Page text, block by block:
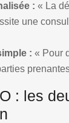
: « La
une
: « Pour
: les